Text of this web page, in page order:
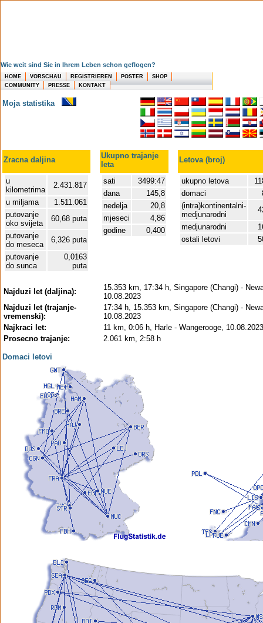
Wie weit sind Sie in Ihrem Leben schon geflogen?
HOME VORSCHAU REGISTRIEREN POSTER
SHOP
COMMUNITY
PRESSE KONTAKT
Moja statistika
Zracna daljina
Ukupno trajanje
leta
Letova (broj)
u
kilometrima
2.431.817
u miljama
1.511.061
putovanje
oko svijeta
60,68 puta
putovanje
do meseca
6,326 puta
putovanje
do sunca
0,0163
puta
sati
3499:47
dana
145,8
nedelja
20,8
mjeseci
4,86
godine
0,400
ukupno letova
domaci
(intra)kontinentalni-
medjunarodni
medjunarodni
ostali letovi
Najduzi let (daljina):
15.353 km, 17:34 h, Singapore (Changi) -
10.08.2023
Najduzi let (trajanje-
vremenski):
17:34 h, 15.353 km, Singapore (Changi) -
10.08.2023
Najkraci let:
11 km, 0:06 h, Harle - Wangerooge, 10.08.2023
Prosecno trajanje:
2.061 km, 2:58 h
Domaci letovi